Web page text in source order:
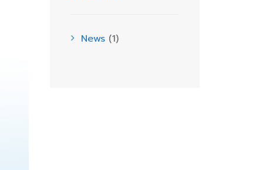
News (1)